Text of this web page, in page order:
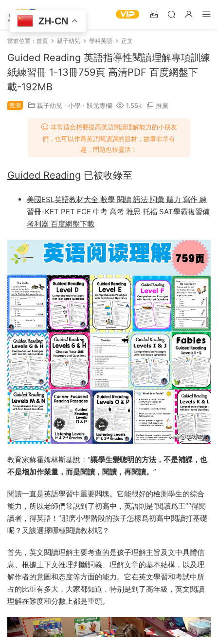
當前位置： 首頁 親子幼兒 學科英語 正文
Guided Reading 英語指導性閱讀理解專項訓練
紙練習冊 1-13冊759頁 高清PDF 百度網盤下
載-192MB
親測 親子幼兒 · 小學 · 狀元專欄 1.55k 推廣
非常适合想要提高英語閱讀理解能力的小朋友
們，也可以作爲英語閱讀課的題材，故事非常有
趣，問題也很靈活！
Guided Reading 已被收錄至
美國ESL英語教材大全 數學 閱讀 語法 詞彙 聽力 寫作 練
習冊-KET PET FCE 中考 高考 雅思 托福 SAT學霸複習備
考利器 百度網盤下載
教育家蘇霍姆林斯基說：“讓學生變聰明的方法，不是補課，也
不是增加作業量，而是閱讀，閱讀，再閱讀。 ”
閱讀一直是英語學習中重要闆塊。它能很好的檢測學生的綜合
能力，所以老師們常說到了初高中，英語則是“閱讀爲王”“得閱
讀者，得英語！”那麽小學階段的孩子怎樣爲初高中閱讀打基礎
呢？又該選擇哪種閱讀教材呢？
首先，英文閱讀理解主要考查的是孩子理解主旨及文中具體信
息、根據上下文推理判斷詞義、理解文章的基本結構，以及理
解作者的意圖和态度等方面的能力。它在英文學習和考試中所
占的比重有多大，大家都知道，特别是到了高年級，英文閱讀
理解在難度和分數上都是重頭。
ZH-CN